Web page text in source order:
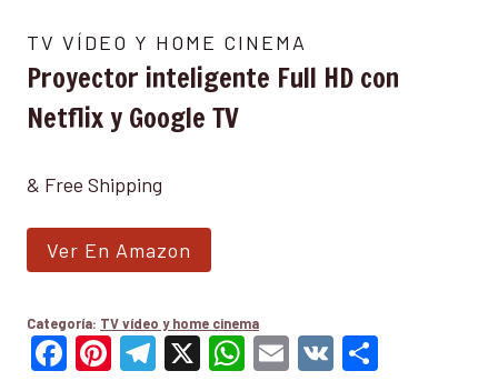
TV VÍDEO Y HOME CINEMA
Proyector inteligente Full HD con
Netflix y Google TV
& Free Shipping
Ver En Amazon
Categoría: TV vídeo y home cinema
Facebook
Pinterest
Telegram
X WhatsApp
Email
VK